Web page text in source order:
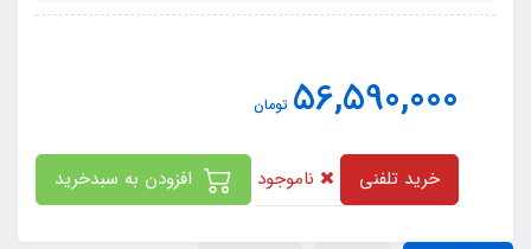
56,590,000 تومان
خرید تلفنی ناموجود